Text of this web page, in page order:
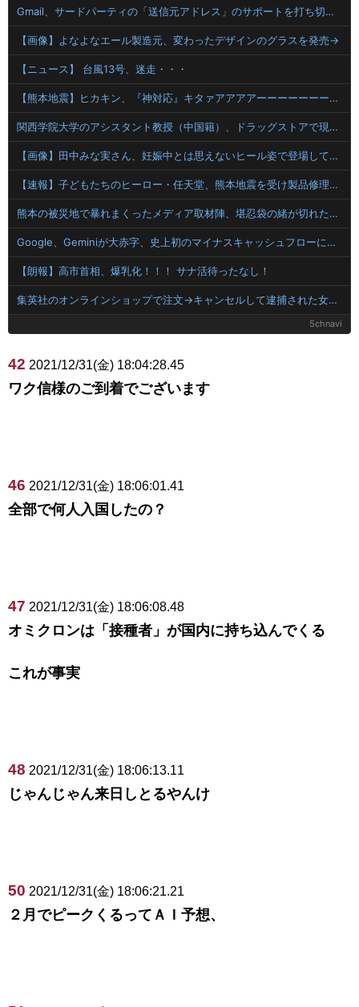
Gmail、サードパーティの「送信元アドレス」のサポートを打ち切りへ
【画像】よなよなエール製造元、変わったデザインのグラスを発売→
【ニュース】 台風13号、迷走・・・
【熊本地震】ヒカキン、『神対応』キタァアアアアーーーーーーー！！
関西学院大学のアシスタント教授（中国籍）、ドラッグストアで現行犯逮捕 万引き容疑
【画像】田中みな実さん、妊娠中とは思えないヒール姿で登場してしまう
【速報】子どもたちのヒーロー・任天堂、熊本地震を受け製品修理は無償対応（災害救助法適用地域） 義援金5000万円寄付
熊本の被災地で暴れまくったメディア取材陣、堪忍袋の緒が切れた地元住民が苦情を寄せまくった結果……
Google、Geminiが大赤字、史上初のマイナスキャッシュフローに陥る
【朗報】高市首相、爆乳化！！！ サナ活待ったなし！
集英社のオンラインショップで注文→キャンセルして逮捕された女性 無茶苦茶やっていた
5chnavi
42 2021/12/31(金) 18:04:28.45
ワク信様のご到着でございます
46 2021/12/31(金) 18:06:01.41
全部で何人入国したの？
47 2021/12/31(金) 18:06:08.48
オミクロンは「接種者」が国内に持ち込んでくる
これが事実
48 2021/12/31(金) 18:06:13.11
じゃんじゃん来日しとるやんけ
50 2021/12/31(金) 18:06:21.21
２月でピークくるってＡＩ予想、